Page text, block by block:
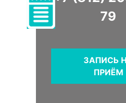
79
ЗАПИСЬ
ПРИЁМ